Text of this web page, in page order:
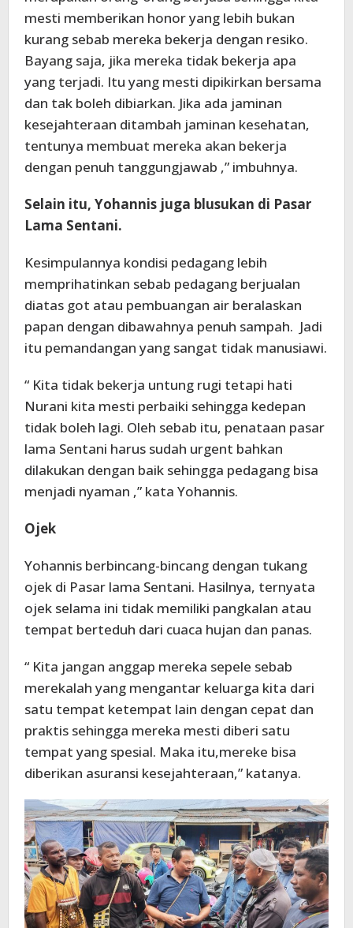
mesti memberikan honor yang lebih bukan
kurang sebab mereka bekerja dengan resiko.
Bayang saja, jika mereka tidak bekerja apa
yang terjadi. Itu yang mesti dipikirkan bersama
dan tak boleh dibiarkan. Jika ada jaminan
kesejahteraan ditambah jaminan kesehatan,
tentunya membuat mereka akan bekerja
dengan penuh tanggungjawab ,” imbuhnya.
Selain itu, Yohannis juga blusukan di Pasar
Lama Sentani.
Kesimpulannya kondisi pedagang lebih
memprihatinkan sebab pedagang berjualan
diatas got atau pembuangan air beralaskan
papan dengan dibawahnya penuh sampah. Jadi
itu pemandangan yang sangat tidak manusiawi.
“ Kita tidak bekerja untung rugi tetapi hati
Nurani kita mesti perbaiki sehingga kedepan
tidak boleh lagi. Oleh sebab itu, penataan pasar
lama Sentani harus sudah urgent bahkan
dilakukan dengan baik sehingga pedagang bisa
menjadi nyaman ,” kata Yohannis.
Ojek
Yohannis berbincang-bincang dengan tukang
ojek di Pasar lama Sentani. Hasilnya, ternyata
ojek selama ini tidak memiliki pangkalan atau
tempat berteduh dari cuaca hujan dan panas.
“ Kita jangan anggap mereka sepele sebab
merekalah yang mengantar keluarga kita dari
satu tempat ketempat lain dengan cepat dan
praktis sehingga mereka mesti diberi satu
tempat yang spesial. Maka itu,mereke bisa
diberikan asuransi kesejahteraan,” katanya.